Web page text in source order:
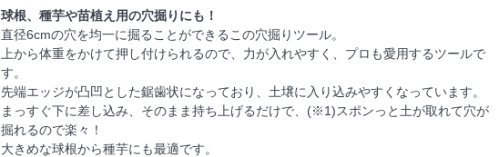
球根、種芋や苗植え用の穴掘りにも！
直径6cmの穴を均一に掘ることができるこの穴掘りツール。
上から体重をかけて押し付けられるので、力が入れやすく、プロも愛用するツールで
す。
先端エッジが凸凹とした鋸歯状になっており、土壌に入り込みやすくなっています。
まっすぐ下に差し込み、そのまま持ち上げるだけで、(※1)スポンっと土が取れて穴が
掘れるので楽々！
大きめな球根から種芋にも最適です。